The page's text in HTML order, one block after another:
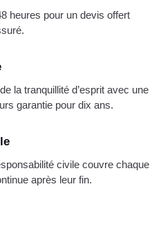
heures pour un devis offert
la tranquillité d’esprit avec une
garantie pour dix ans.
civile couvre chaque
après leur fin.